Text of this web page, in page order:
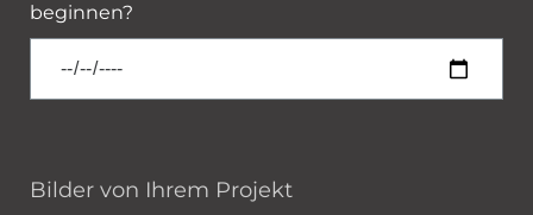
beginnen?
Bilder von Ihrem Projekt